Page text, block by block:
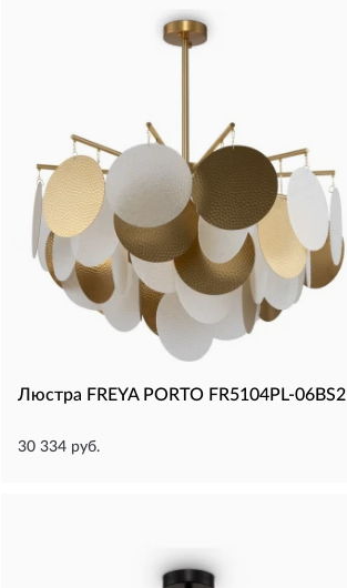
Люстра FREYA PORTO FR5104PL-06BS2
30 334 руб.